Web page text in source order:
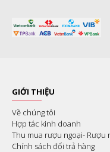
GIỚI THIỆU
Về chúng tôi
Hợp tác kinh doanh
Thu mua rượu ngoại- Rượu
Chính sách đổi trả hàng